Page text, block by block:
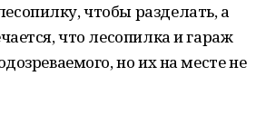
чтобы разделать, а
что лесопилка и гараж
но их на месте не